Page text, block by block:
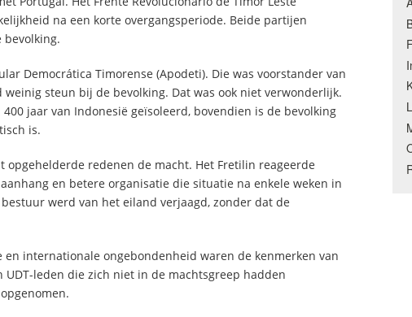
na een korte overgangsperiode. Beide partijen
bevolking.
Democrática Timorense (Apodeti). Die was voorstander van
steun bij de bevolking. Dat was ook niet verwonderlijk.
jaar van Indonesië geïsoleerd, bovendien is de bevolking
is.
opgehelderde redenen de macht. Het Fretilin reageerde
en betere organisatie die situatie na enkele weken in
werd van het eiland verjaagd, zonder dat de
en internationale ongebondenheid waren de kenmerken van
leden die zich niet in de machtsgreep hadden